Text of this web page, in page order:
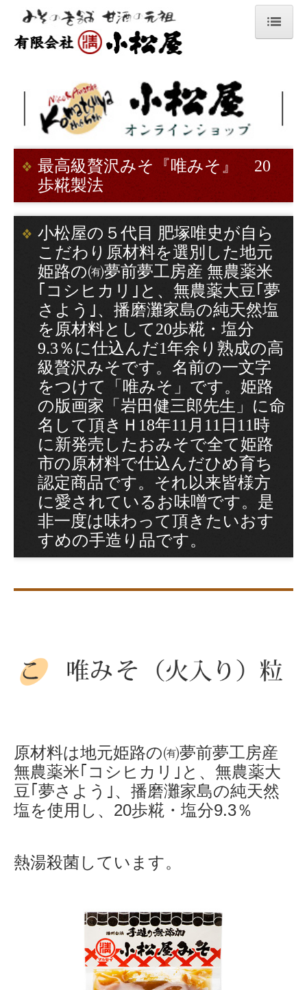
甘酒
小松屋の生糀で作る手作りレシピ
あらみそ
健康酢ビワミン
調味みそ1
ゆずみそ
田楽みそ
生姜みそ
豚肉と旬野菜でつくる味噌炒めの素
調味みそ2
プレミアム味噌ソース
ピリ辛肉味噌
餃子のみそだれ
小松屋のこだわり
健康みそ汁
最高級贅沢みそ『唯みそ』 20
歩糀製法
小松屋の５代目 肥塚唯史が自ら
こだわり原材料を選別した地元
姫路の㈲夢前夢工房産 無農薬米
｢コシヒカリ｣と、無農薬大豆｢夢
さよう｣、播磨灘家島の純天然塩
を原材料として20歩糀・塩分
9.3％に仕込んだ1年余り熟成の高
級贅沢みそです。名前の一文字
をつけて「唯みそ」です。姫路
の版画家「岩田健三郎先生」に命
名して頂きＨ18年11月11日11時
に新発売したおみそで全て姫路
市の原材料で仕込んだひめ育ち
認定商品です。それ以来皆様方
に愛されているお味噌です。是
非一度は味わって頂きたいおす
すめの手造り品です。
原材料は地元姫路の㈲夢前夢工房産
無農薬米｢コシヒカリ｣と、無農薬大
豆｢夢さよう｣、播磨灘家島の純天然
塩を使用し、20歩糀・塩分9.3％
熱湯殺菌しています。